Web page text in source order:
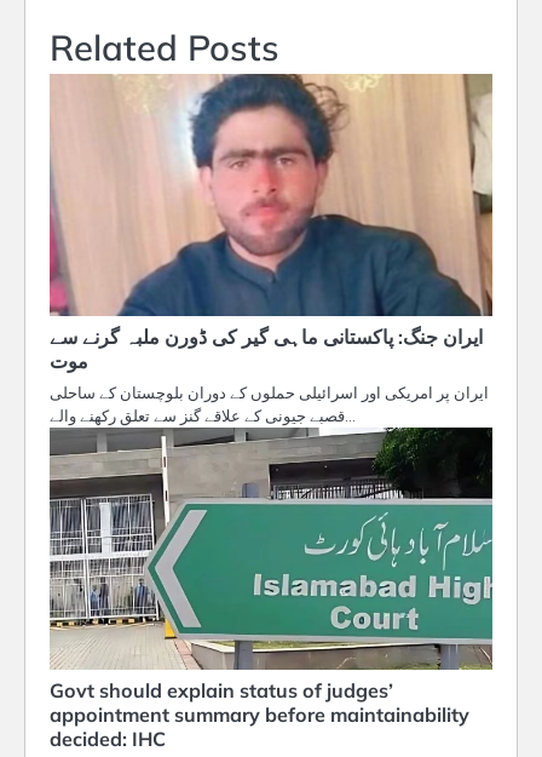
Related Posts
ایران جنگ: پاکستانی ماہی گیر کی ڈورن ملبہ گرنے سے
موت
ایران پر امریکی اور اسرائیلی حملوں کے دوران بلوچستان کے ساحلی
قصبے جیونی کے علاقے گنز سے تعلق رکھنے والے…
Govt should explain status of judges’
appointment summary before maintainability
decided: IHC